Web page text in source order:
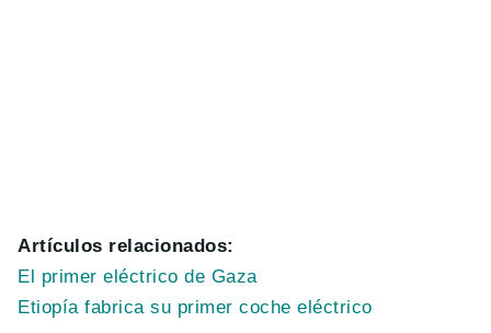
Artículos relacionados:
El primer eléctrico de Gaza
Etiopía fabrica su primer coche eléctrico